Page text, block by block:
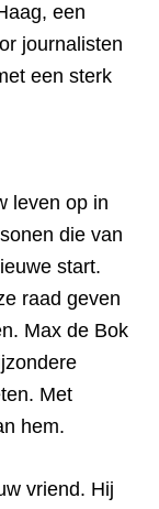
een
journalisten
een sterk
leven op in
die van
start.
raad geven
Max de Bok
Met
hem.
vriend. Hij